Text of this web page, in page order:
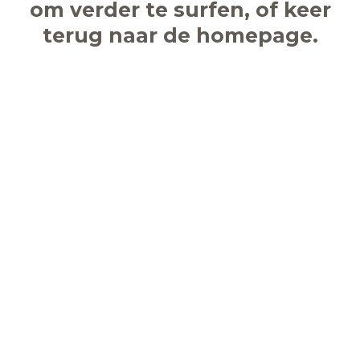
om verder te surfen, of keer
terug naar de homepage.